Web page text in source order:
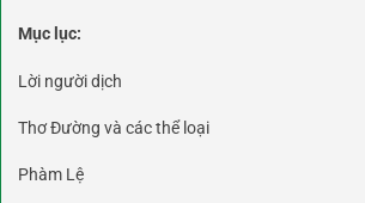
Mục lục:
Lời người dịch
Thơ Đường và các thể loại
Phàm Lệ